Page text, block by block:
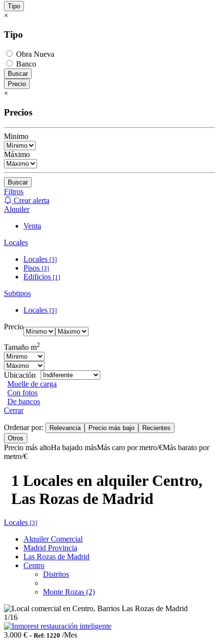
Tipo
×
Tipo
Obra Nueva
Banco
Buscar
Precio
×
Precios
Minimo
Máximo
Buscar
Filtros
Crear alerta
Alquiler
Venta
Locales
Locales [3]
Pisos [3]
Edificios [1]
Subtipos
Locales [3]
Precio
Tamaño m2
Ubicación
Muelle de carga
Con fotos
De bancos
Cerrar
Ordenar por: Relevancia Precio más bajo
Recientes
Otros
Precio más altoHa bajado másMás caro por metro/€Más barato por
metro/€
1 Locales en alquiler Centro,
Las Rozas de Madrid
Locales [3]
Alquiler Comercial
Madrid Provincia
Las Rozas de Madrid
Centro
Distritos
Monte Rozas (2)
1/16
3.000 € - Ref: 1220 /Mes